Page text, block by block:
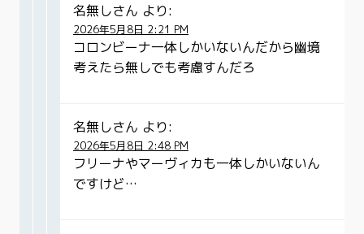
名無しさん より:
2026年5月8日 2:21 PM
コロンビーナ一体しかいないんだから幽境
考えたら無しでも考慮すんだろ
名無しさん より:
2026年5月8日 2:48 PM
フリーナやマーヴィカも一体しかいないん
ですけど…